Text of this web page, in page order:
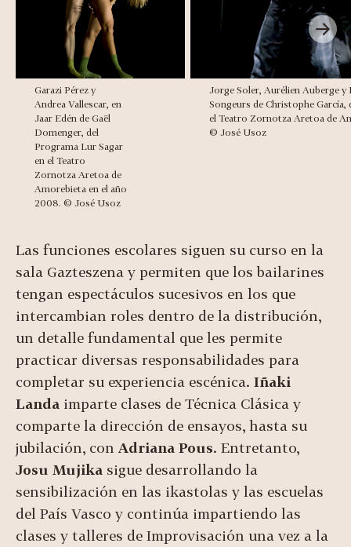
Garazi Pérez y
Andrea Vallescar, en
Jaar Edén de Gaël
Domenger, del
Programa Lur Sagar
en el Teatro
Zornotza Aretoa de
Amorebieta en el año
2008. © José Usoz
Jorge Soler, Aurélien Auberge y
Songeurs de Christophe García,
el Teatro Zornotza Aretoa de
© José Usoz
Las funciones escolares siguen su curso en la
sala Gazteszena y permiten que los bailarines
tengan espectáculos sucesivos en los que
intercambian roles dentro de la distribución,
un detalle fundamental que les permite
practicar diversas responsabilidades para
completar su experiencia escénica. Iñaki
Landa imparte clases de Técnica Clásica y
comparte la dirección de ensayos, hasta su
jubilación, con Adriana Pous. Entretanto,
Josu Mujika sigue desarrollando la
sensibilización en las ikastolas y las escuelas
del País Vasco y continúa impartiendo las
clases y talleres de Improvisación una vez a la